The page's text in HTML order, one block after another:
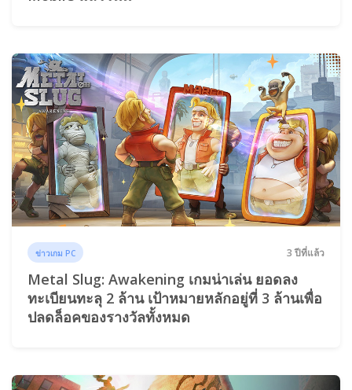
ข่าวเกม PC 3 ปีที่แล้ว
Metal Slug: Awakening เกมน่าเล่น ยอดลง
ทะเบียนทะลุ 2 ล้าน เป้าหมายหลักอยู่ที่ 3 ล้านเพื่อ
ปลดล็อคของรางวัลทั้งหมด